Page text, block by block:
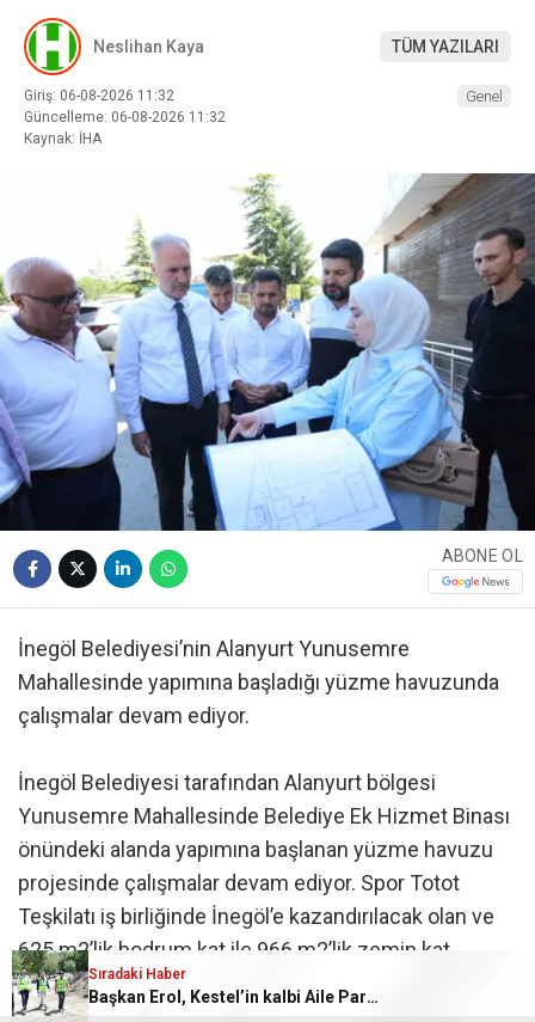
Neslihan Kaya TÜM YAZILARI
Giriş: 06-08-2026 11:32
Güncelleme: 06-08-2026 11:32
Kaynak: İHA
Genel
ABONE OL
İnegöl Belediyesi’nin Alanyurt Yunusemre
Mahallesinde yapımına başladığı yüzme havuzunda
çalışmalar devam ediyor.
İnegöl Belediyesi tarafından Alanyurt bölgesi
Yunusemre Mahallesinde Belediye Ek Hizmet Binası
önündeki alanda yapımına başlanan yüzme havuzu
projesinde çalışmalar devam ediyor. Spor Totot
Teşkilatı iş birliğinde İnegöl’e kazandırılacak olan ve
625 m2’lik bodrum kat ile 966 m2’lik zemin kat
şekilde planlanan tesiste 12.5×25 metre ölçülerinde
140-180 cm aralığında derinliğe sahip 5 kulvarlı yarı
Sıradaki Haber
Başkan Erol, Kestel’in kalbi Aile Parkı’ndaki çalışmaları inceledi